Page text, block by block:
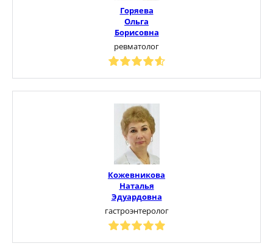
Горяева
Ольга
Борисовна
ревматолог
Кожевникова
Наталья
Эдуардовна
гастроэнтеролог